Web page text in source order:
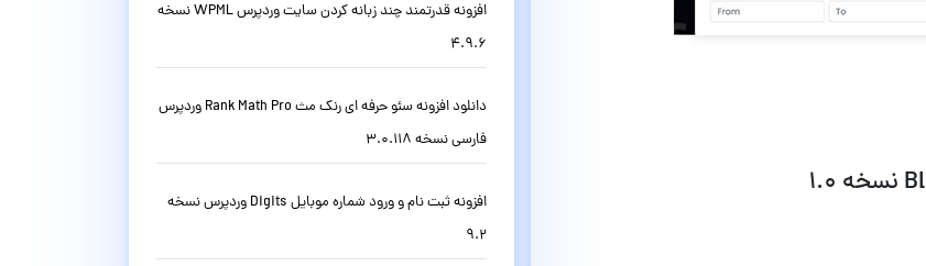
افزونه قدرتمند چند زبانه کردن سایت وردپرس WPML نسخه
4.9.6
دانلود افزونه سئو حرفه ای رنک مث Rank Math Pro وردپرس
فارسی نسخه 3.0.118
افزونه ثبت نام و ورود شماره موبایل Digits وردپرس نسخه
9.2